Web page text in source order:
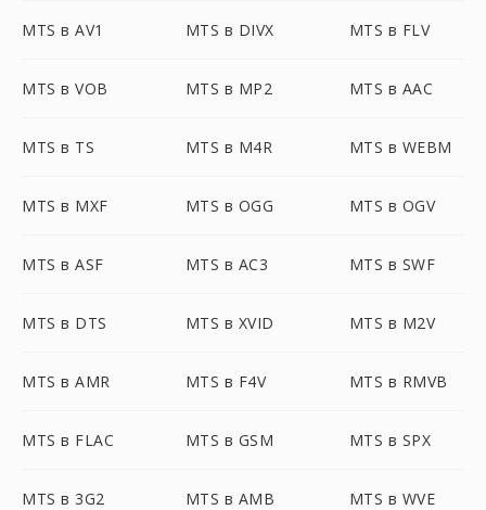
MTS в AV1 MTS в DIVX MTS в FLV
MTS в VOB MTS в MP2 MTS в AAC
MTS в TS MTS в M4R MTS в WEBM
MTS в MXF MTS в OGG MTS в OGV
MTS в ASF MTS в AC3 MTS в SWF
MTS в DTS MTS в XVID MTS в M2V
MTS в AMR MTS в F4V MTS в RMVB
MTS в FLAC MTS в GSM MTS в SPX
MTS в 3G2 MTS в AMB MTS в WVE